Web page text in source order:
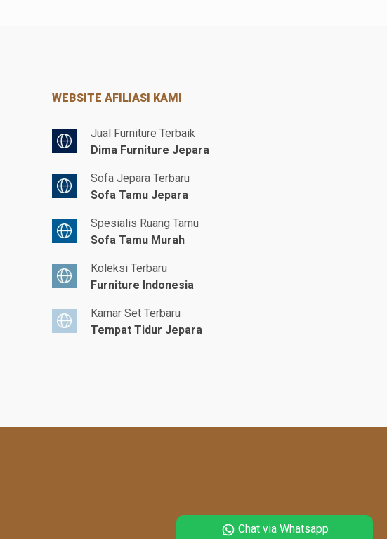
WEBSITE AFILIASI KAMI
Jual Furniture Terbaik
Dima Furniture Jepara
Sofa Jepara Terbaru
Sofa Tamu Jepara
Spesialis Ruang Tamu
Sofa Tamu Murah
Koleksi Terbaru
Furniture Indonesia
Kamar Set Terbaru
Tempat Tidur Jepara
Chat via Whatsapp